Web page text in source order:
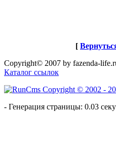
[
Copyright© 2007 by fazenda-
Каталог ссылок
- Генерация страницы: 0.03